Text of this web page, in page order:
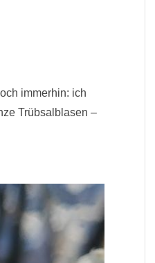
immerhin: ich
Trübsalblasen –